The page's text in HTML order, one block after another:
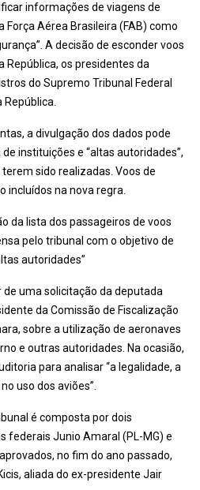
informações de viagens de
Aérea Brasileira (FAB) como
A decisão de esconder voos
República, os presidentes da
do Supremo Tribunal Federal
a divulgação dos dados pode
instituições e “altas autoridades”,
sido realizadas. Voos de
incluídos na nova regra.
da lista dos passageiros de voos
pelo tribunal com o objetivo de
autoridades”
uma solicitação da deputada
da Comissão de Fiscalização
sobre a utilização de aeronaves
e outras autoridades. Na ocasião,
para analisar “a legalidade, a
uso dos aviões”.
é composta por dois
federais Junio Amaral (PL-MG) e
no fim do ano passado,
aliada do ex-presidente Jair